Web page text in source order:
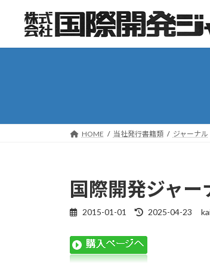
ン
ッ
ー
移
HOME 当社発行書籍類 ジャーナル
国際開発ジャ
2015-01-01
最
2025-04-23